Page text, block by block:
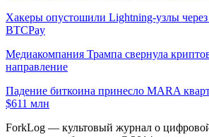
Хакеры опустошили Lightning-узлы через
BTCPay
Медиакомпания Трампа свернула
направление
Падение биткоина принесло MARA
$611 млн
ForkLog — культовый журнал о